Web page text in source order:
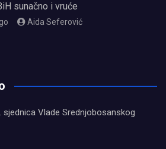
sunačno i vruće
Aida Seferović
sjednica Vlade Srednjobosanskog